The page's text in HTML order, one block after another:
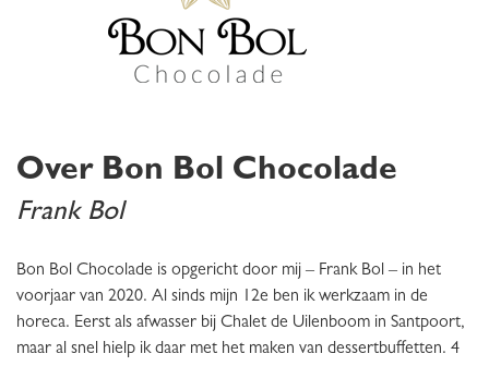
Over Bon Bol Chocolade
Frank Bol
Bon Bol Chocolade is opgericht door mij – Frank Bol – in het
voorjaar van 2020. Al sinds mijn 12e ben ik werkzaam in de
horeca. Eerst als afwasser bij Chalet de Uilenboom in Santpoort,
maar al snel hielp ik daar met het maken van dessertbuffetten. 4